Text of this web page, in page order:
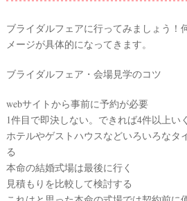
ブライダルフェアに行ってみましょう！
メージが具体的になってきます。
ブライダルフェア・会場見学のコツ
webサイトから事前に予約が必要
1件目で即決しない。できれば4件以上いく
ホテルやゲストハウスなどいろいろなタ
る
本命の結婚式場は最後に行く
見積もりを比較して検討する